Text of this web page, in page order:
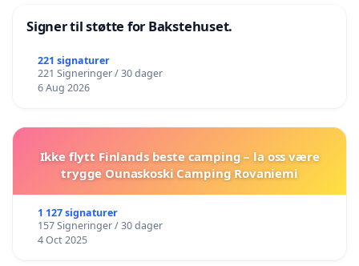
Signer til støtte for Bakstehuset.
221 signaturer
221 Signeringer / 30 dager
6 Aug 2026
Ikke flytt Finlands beste camping – la oss være
trygge Ounaskoski Camping Rovaniemi
1 127 signaturer
157 Signeringer / 30 dager
4 Oct 2025